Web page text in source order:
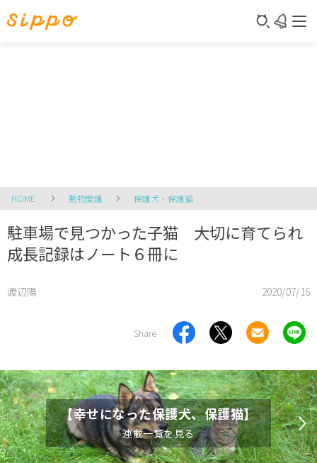
HOME 動物愛護 保護犬・保護猫
駐車場で見つかった子猫 大切に育てられ
成長記録はノート６冊に
渡辺陽 2020/07/16
Share
【幸せになった保護犬、保護猫】
連載一覧を見る